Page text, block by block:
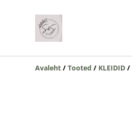
Avaleht / Tooted / KLEIDID /